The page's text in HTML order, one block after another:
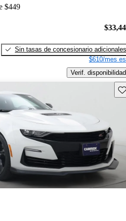
$449
Sin tasas de concesionario adicionales
$610/mes
Verif. disponibilidad